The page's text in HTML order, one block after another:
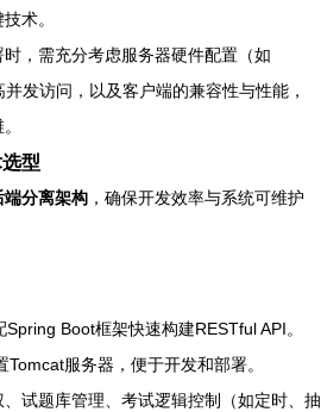
术。
时，需充分考虑服务器硬件配置（如
发访问，以及客户端的兼容性与性能，
型
端分离架构 ，确保开发效率与系统可维护
Spring Boot框架快速构建RESTful API。
服务器，便于开发和部署。
试题库管理、考试逻辑控制（如定时、抽